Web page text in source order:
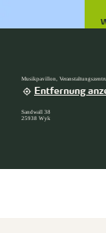
Musikpavillon,
Entfernung
Sandwall 38
25938 Wyk